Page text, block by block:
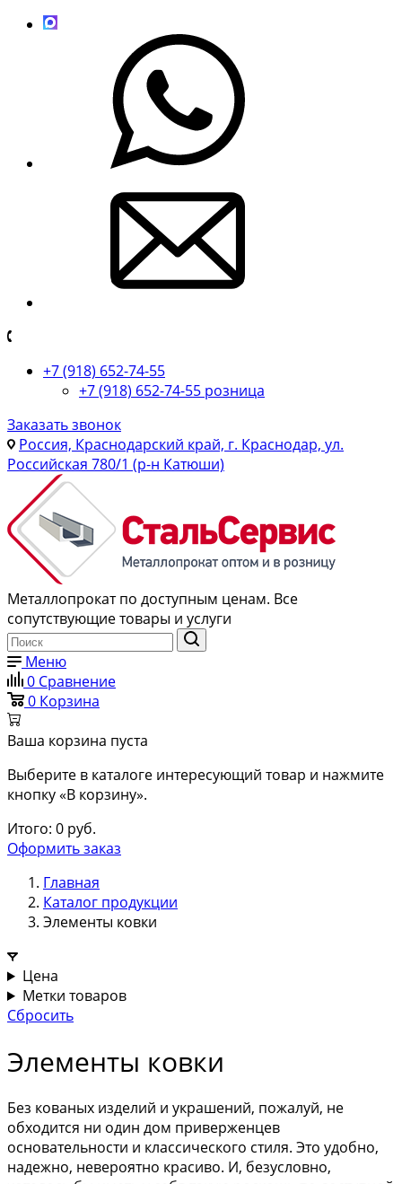
+7 (918) 652-74-55
+7 (918) 652-74-55 розница
Заказать звонок
Россия, Краснодарский край, г. Краснодар, ул.
Российская 780/1 (р-н Катюши)
Металлопрокат по доступным ценам. Все
сопутствующие товары и услуги
Меню
0 Сравнение
0 Корзина
Ваша корзина пуста
Выберите в каталоге интересующий товар и нажмите
кнопку «В корзину».
Итого: 0 руб.
Оформить заказ
Главная
Каталог продукции
Элементы ковки
Цена
Метки товаров
Сбросить
Элементы ковки
Без кованых изделий и украшений, пожалуй, не
обходится ни один дом приверженцев
основательности и классического стиля. Это удобно,
надежно, невероятно красиво. И, безусловно,